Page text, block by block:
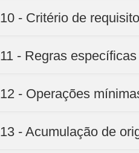
10 - Critério de
11 - Regras específicas
12 - Operações
13 - Acumulação de